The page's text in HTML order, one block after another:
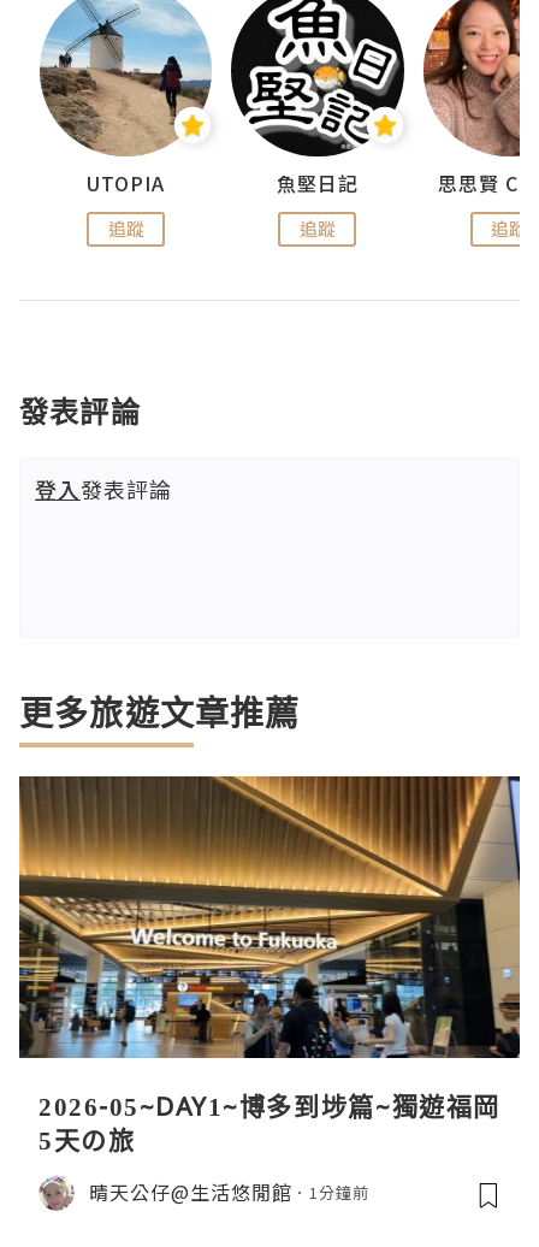
UTOPIA
追蹤
魚堅日記
追蹤 追蹤
發表評論
登入發表評論
更多旅遊文章推薦
2026-05~DAY1~博多到埗篇~獨遊福岡
5天の旅
晴天公仔@生活悠閒館 1分鐘前